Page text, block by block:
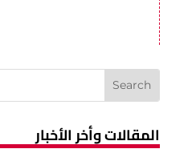
المقالات وأخر الأخبار